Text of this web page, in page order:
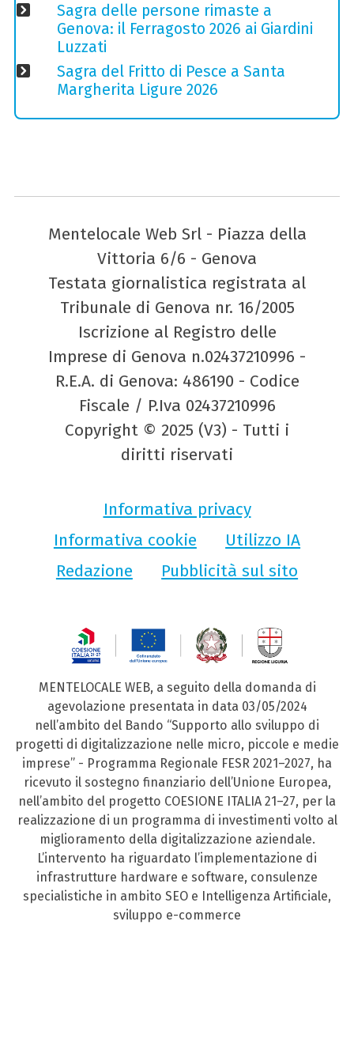
Sagra delle persone rimaste a
Genova: il Ferragosto 2026 ai Giardini
Luzzati
Sagra del Fritto di Pesce a Santa
Margherita Ligure 2026
Mentelocale Web Srl - Piazza della
Vittoria 6/6 - Genova
Testata giornalistica registrata al
Tribunale di Genova nr. 16/2005
Iscrizione al Registro delle
Imprese di Genova n.02437210996 -
R.E.A. di Genova: 486190 - Codice
Fiscale / P.Iva 02437210996
Copyright © 2025 (V3) - Tutti i
diritti riservati
Informativa privacy
Informativa cookie
Utilizzo IA
Redazione
Pubblicità sul sito
MENTELOCALE WEB, a seguito della domanda di
agevolazione presentata in data 03/05/2024
nell’ambito del Bando “Supporto allo sviluppo di
progetti di digitalizzazione nelle micro, piccole e medie
imprese” - Programma Regionale FESR 2021–2027, ha
ricevuto il sostegno finanziario dell’Unione Europea,
nell’ambito del progetto COESIONE ITALIA 21–27, per la
realizzazione di un programma di investimenti volto al
miglioramento della digitalizzazione aziendale.
L’intervento ha riguardato l’implementazione di
infrastrutture hardware e software, consulenze
specialistiche in ambito SEO e Intelligenza Artificiale,
sviluppo e-commerce